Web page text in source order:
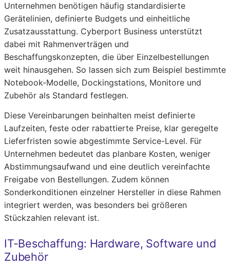
Unternehmen benötigen häufig standardisierte
Gerätelinien, definierte Budgets und einheitliche
Zusatzausstattung. Cyberport Business unterstützt
dabei mit Rahmenverträgen und
Beschaffungskonzepten, die über Einzelbestellungen
weit hinausgehen. So lassen sich zum Beispiel bestimmte
Notebook-Modelle, Dockingstations, Monitore und
Zubehör als Standard festlegen.
Diese Vereinbarungen beinhalten meist definierte
Laufzeiten, feste oder rabattierte Preise, klar geregelte
Lieferfristen sowie abgestimmte Service-Level. Für
Unternehmen bedeutet das planbare Kosten, weniger
Abstimmungsaufwand und eine deutlich vereinfachte
Freigabe von Bestellungen. Zudem können
Sonderkonditionen einzelner Hersteller in diese Rahmen
integriert werden, was besonders bei größeren
Stückzahlen relevant ist.
IT-Beschaffung: Hardware, Software und
Zubehör